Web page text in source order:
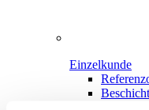
Einzelkunde